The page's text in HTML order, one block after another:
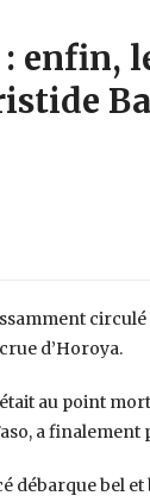
enfin,
circulé
d’Horoya.
au point
a finalement
débarque bel